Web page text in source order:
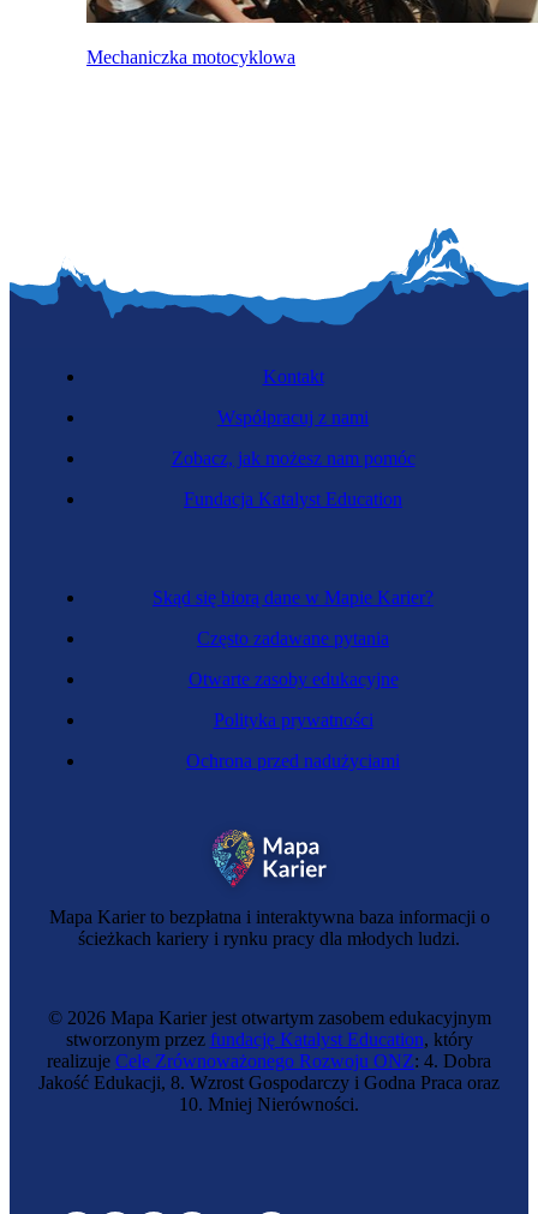
Mechaniczka motocyklowa
Mapa Karier to bezpłatna i interaktywna baza informacji o
ścieżkach kariery i rynku pracy dla młodych ludzi.
Skąd się biorą dane w Mapie Karier?
Często zadawane pytania
Otwarte zasoby edukacyjne
Polityka prywatności
Ochrona przed nadużyciami
Kontakt
Współpracuj z nami
Zobacz, jak możesz nam pomóc
Fundacja Katalyst Education
© 2026 Mapa Karier jest otwartym zasobem edukacyjnym
stworzonym przez fundację Katalyst Education, który
realizuje Cele Zrównoważonego Rozwoju ONZ: 4. Dobra
Jakość Edukacji, 8. Wzrost Gospodarczy i Godna Praca oraz
10. Mniej Nierówności.